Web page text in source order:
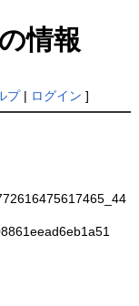
情報
プ| ログイン ]